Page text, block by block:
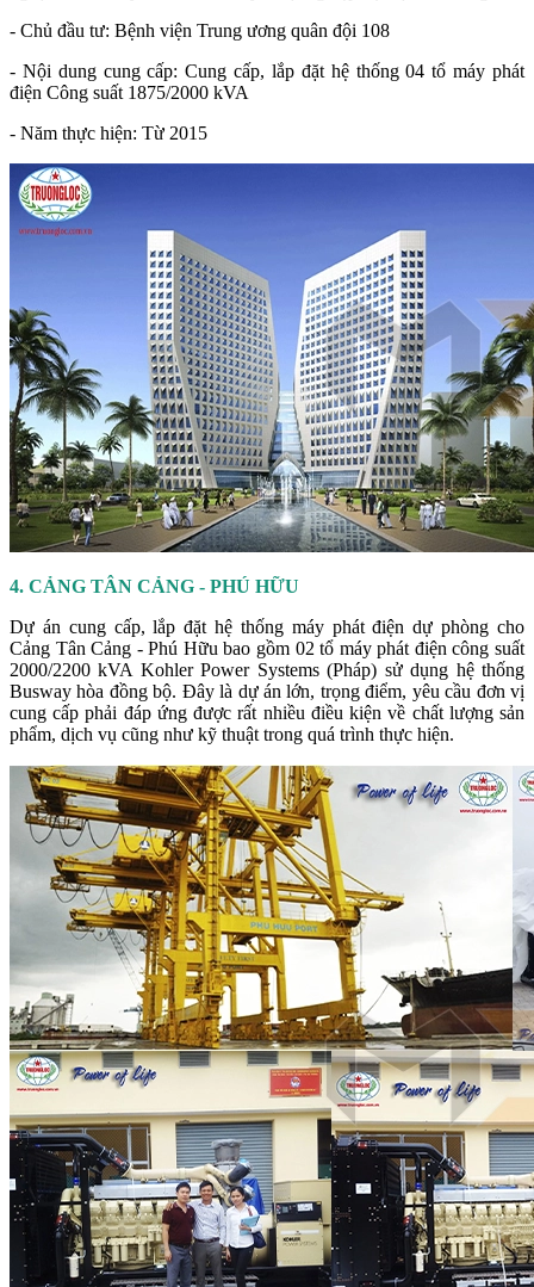
- Chủ đầu tư: Bệnh viện Trung ương quân đội 108
- Nội dung cung cấp: Cung cấp, lắp đặt hệ thống 04 tổ máy phát
điện Công suất 1875/2000 kVA
- Năm thực hiện: Từ 2015
4. CẢNG TÂN CẢNG - PHÚ HỮU
Dự án cung cấp, lắp đặt hệ thống máy phát điện dự phòng cho
Cảng Tân Cảng - Phú Hữu bao gồm 02 tổ máy phát điện công suất
2000/2200 kVA Kohler Power Systems (Pháp) sử dụng hệ thống
Busway hòa đồng bộ. Đây là dự án lớn, trọng điểm, yêu cầu đơn vị
cung cấp phải đáp ứng được rất nhiều điều kiện về chất lượng sản
phẩm, dịch vụ cũng như kỹ thuật trong quá trình thực hiện.